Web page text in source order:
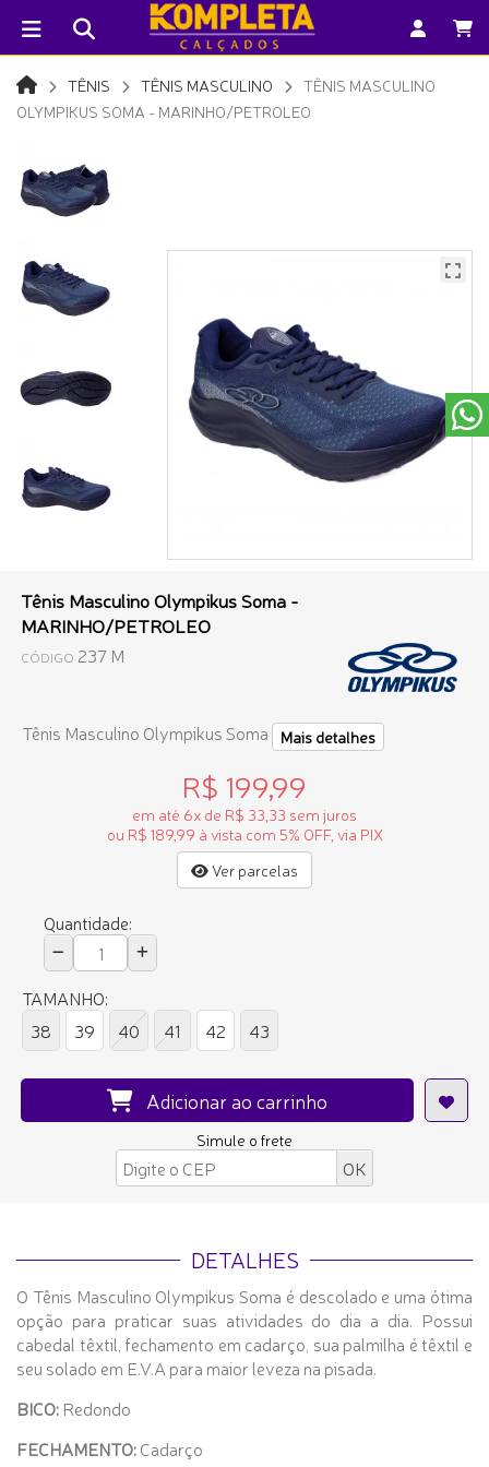
TÊNIS TÊNIS MASCULINO
TÊNIS MASCULINO
OLYMPIKUS SOMA - MARINHO/PETROLEO
Tênis Masculino Olympikus Soma -
MARINHO/PETROLEO
CÓDIGO 237 M
Tênis Masculino Olympikus Soma Mais detalhes
R$ 199,99
em até 6x de R$ 33,33 sem juros
ou R$ 189,99 à vista com 5% OFF, via PIX
Ver parcelas
Quantidade:
TAMANHO:
38
39 40 41 42 43
Adicionar ao carrinho
Simule o frete
DETALHES
O Tênis Masculino Olympikus Soma é descolado e uma ótima
opção para praticar suas atividades do dia a dia. Possui
cabedal têxtil, fechamento em cadarço, sua palmilha é têxtil e
seu solado em E.V.A para maior leveza na pisada.
BICO: Redondo
FECHAMENTO:Cadarço